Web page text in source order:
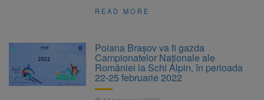
READ MORE
Poiana Brașov va fi gazda
Campionatelor Naționale ale
României la Schi Alpin, în perioada
22-25 februarie 2022